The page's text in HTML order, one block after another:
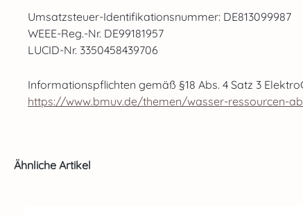
Umsatzsteuer-Identifikationsnummer: DE813099987
WEEE-Reg.-Nr. DE99181957
LUCID-Nr. 3350458439706
Informationspflichten gemäß §18 Abs. 4 Satz 3
https://www.bmuv.de/themen/wasser-ressourcen-
Produktgalerie überspringen
Ähnliche Artikel